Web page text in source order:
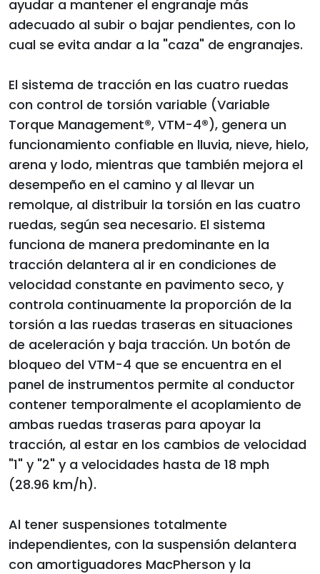
ayudar a mantener el engranaje más
adecuado al subir o bajar pendientes, con lo
cual se evita andar a la "caza" de engranajes.
El sistema de tracción en las cuatro ruedas
con control de torsión variable (Variable
Torque Management®, VTM-4®), genera un
funcionamiento confiable en lluvia, nieve, hielo,
arena y lodo, mientras que también mejora el
desempeño en el camino y al llevar un
remolque, al distribuir la torsión en las cuatro
ruedas, según sea necesario. El sistema
funciona de manera predominante en la
tracción delantera al ir en condiciones de
velocidad constante en pavimento seco, y
controla continuamente la proporción de la
torsión a las ruedas traseras en situaciones
de aceleración y baja tracción. Un botón de
bloqueo del VTM-4 que se encuentra en el
panel de instrumentos permite al conductor
contener temporalmente el acoplamiento de
ambas ruedas traseras para apoyar la
tracción, al estar en los cambios de velocidad
"1" y "2" y a velocidades hasta de 18 mph
(28.96 km/h).
Al tener suspensiones totalmente
independientes, con la suspensión delantera
con amortiguadores MacPherson y la